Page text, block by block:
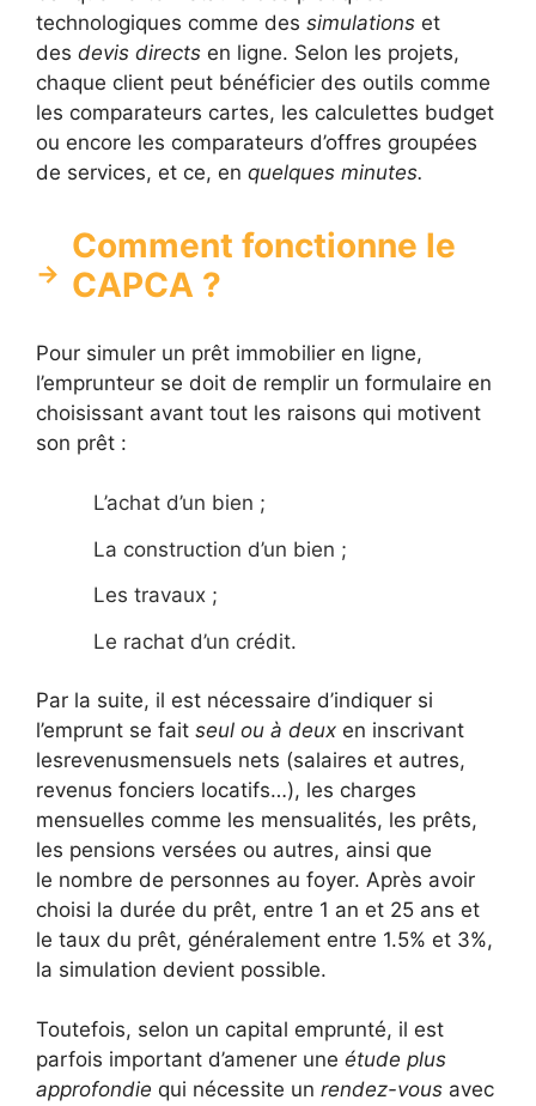
technologiques comme des simulations et
des devis directs en ligne. Selon les projets,
chaque client peut bénéficier des outils comme
les comparateurs cartes, les calculettes budget
ou encore les comparateurs d’offres groupées
de services, et ce, en quelques minutes.
Comment fonctionne le
CAPCA ?
Pour simuler un prêt immobilier en ligne,
l’emprunteur se doit de remplir un formulaire en
choisissant avant tout les raisons qui motivent
son prêt :
L’achat d’un bien ;
La construction d’un bien ;
Les travaux ;
Le rachat d’un crédit.
Par la suite, il est nécessaire d’indiquer si
l’emprunt se fait seul ou à deux en inscrivant
lesrevenusmensuels nets (salaires et autres,
revenus fonciers locatifs…), les charges
mensuelles comme les mensualités, les prêts,
les pensions versées ou autres, ainsi que
le nombre de personnes au foyer. Après avoir
choisi la durée du prêt, entre 1 an et 25 ans et
le taux du prêt, généralement entre 1.5% et 3%,
la simulation devient possible.
Toutefois, selon un capital emprunté, il est
parfois important d’amener une étude plus
approfondie qui nécessite un rendez-vous avec